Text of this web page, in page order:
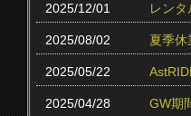
2025/12/01 レン
2025/08/02 夏季休
2025/05/22
2025/04/28 GW期